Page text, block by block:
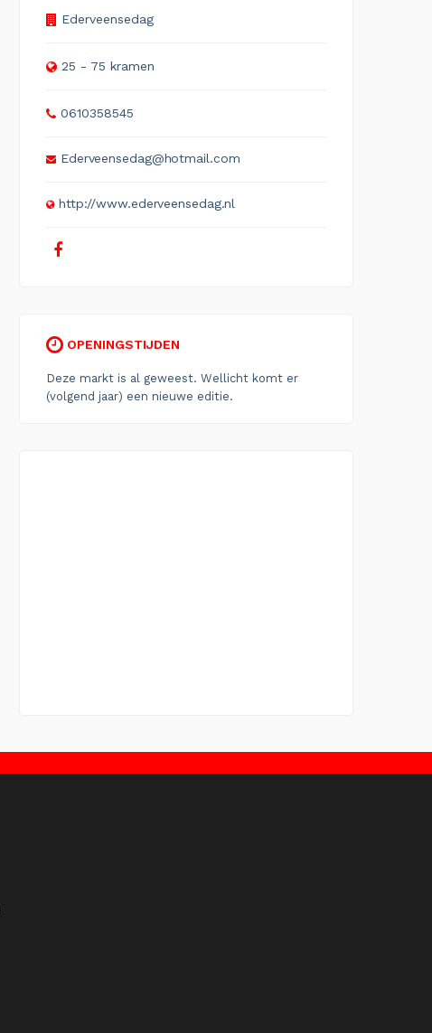
Ederveensedag
25 - 75 kramen
0610358545
Ederveensedag@hotmail.com
http://www.ederveensedag.nl
OPENINGSTIJDEN
Deze markt is al geweest. Wellicht komt er
(volgend jaar) een nieuwe editie.